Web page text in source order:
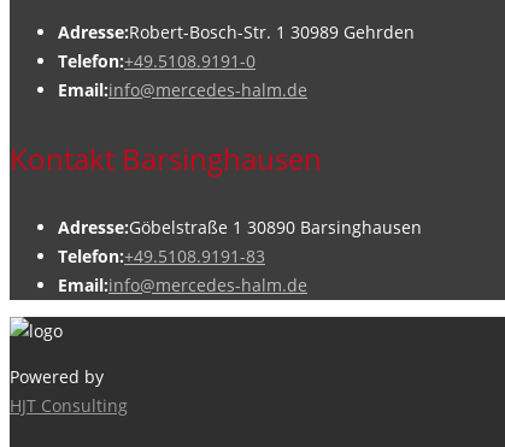
Adresse:Robert-Bosch-Str. 1 30989 Gehrden
Telefon:+49.5108.9191-0
Email:info@mercedes-halm.de
Kontakt Barsinghausen
Adresse:Göbelstraße 1 30890 Barsinghausen
Telefon:+49.5108.9191-83
Email:info@mercedes-halm.de
Powered by
HJT Consulting